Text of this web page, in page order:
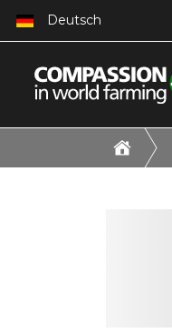
Deutsch